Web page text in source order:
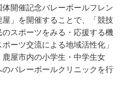
開催記念バレーボールフレン
屋」を開催することで、「競技
のスポーツをみる・応援する機
ーツ交流による地域活性化」
鹿屋市内の小学生・中学生女
バレーボールクリニックを行